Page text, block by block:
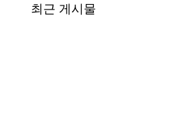
최근 게시물